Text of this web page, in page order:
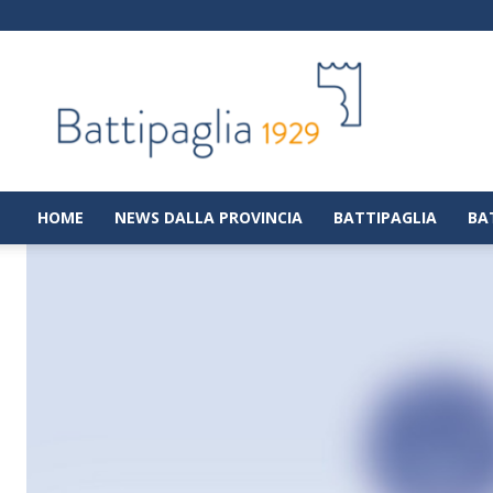
|
Notizie
dalla
città
di
HOME NEWS DALLA PROVINCIA BATTIPAGLIA